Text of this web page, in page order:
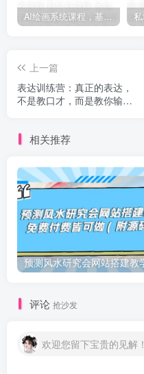
AI绘画系统课程，基础入门-实战案例-商业应用
上一篇
表达训练营：真正的表达，
不是教口才，而是教你输出
相关推荐
评论 抢沙发
欢迎您留下宝贵的见解！